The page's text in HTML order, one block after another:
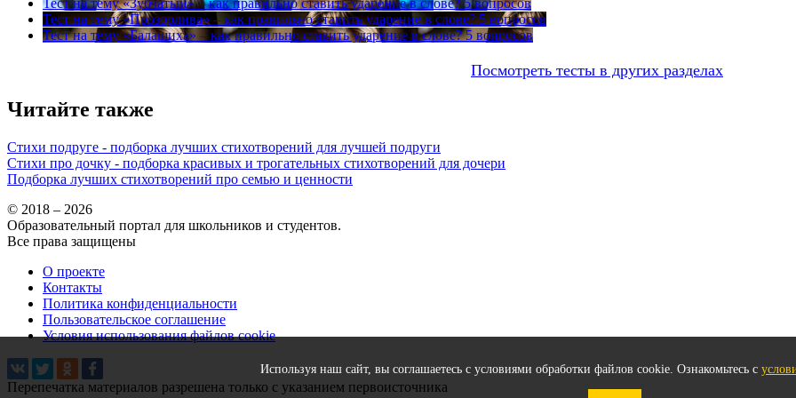
Тест на тему «Прозорлива» – как правильно ставить ударение в слове? 5 вопросов
Тест на тему «Балашиха» – как правильно ставить ударение в слове? 5 вопросов
Посмотреть тесты в других разделах
Читайте также
Стихи подруге - подборка лучших стихотворений для лучшей подруги
Стихи про дочку - подборка красивых и трогательных стихотворений для дочери
Подборка лучших стихотворений про семью и ценности
Используя наш сайт, вы соглашаетесь с условиями обработки файлов cookie. Ознакомьтесь с
© 2018 – 2026
Образовательный портал для школьников и студентов.
Все права защищены
О проекте
Контакты
Политика конфиденциальности
Пользовательское соглашение
Условия использования файлов cookie
Перепечатка материалов разрешена только с указанием первоисточника